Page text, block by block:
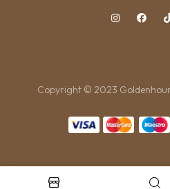
Copyright © 2023